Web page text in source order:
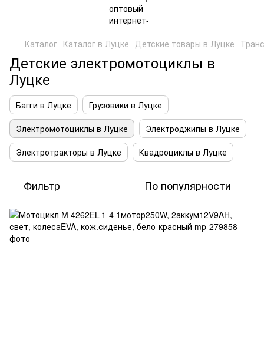
Каталог Каталог в Луцке Детские товары в Луцке
Детские электромотоциклы в
Луцке
Багги в Луцке
Грузовики в Луцке
Электромотоциклы в Луцке
Электроджипы в Луцке
Электротракторы в Луцке
Квадроциклы в Луцке
Фильтр По популярности